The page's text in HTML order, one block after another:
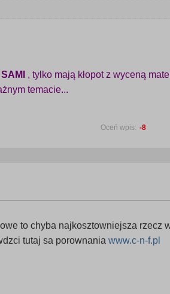
, tylko mają kłopot z wyceną
temacie...
Oceń wpis: -8
to chyba najkosztowniejsza rzecz
tutaj sa porownania www.c-n-f.pl